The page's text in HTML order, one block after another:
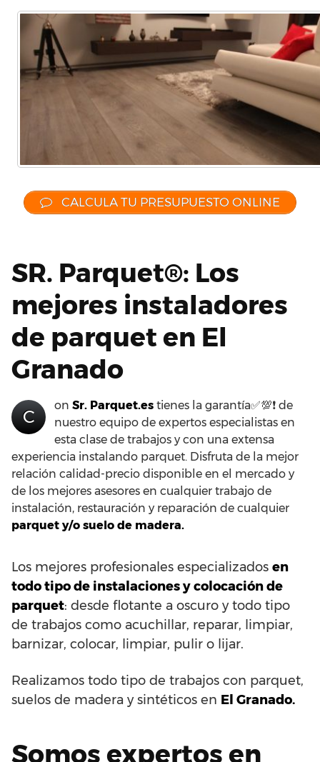
CALCULA TU PRESUPUESTO ONLINE
SR. Parquet®: Los
mejores instaladores
de parquet en El
Granado
C
on Sr. Parquet.es tienes la garantía✅💯❗ de
nuestro equipo de expertos especialistas en
esta clase de trabajos y con una extensa
experiencia instalando parquet. Disfruta de la mejor
relación calidad-precio disponible en el mercado y
de los mejores asesores en cualquier trabajo de
instalación, restauración y reparación de cualquier
parquet y/o suelo de madera.
Los mejores profesionales especializados en
todo tipo de instalaciones y colocación de
parquet: desde flotante a oscuro y todo tipo
de trabajos como acuchillar, reparar, limpiar,
barnizar, colocar, limpiar, pulir o lijar.
Realizamos todo tipo de trabajos con parquet,
suelos de madera y sintéticos en El Granado.
Somos expertos en